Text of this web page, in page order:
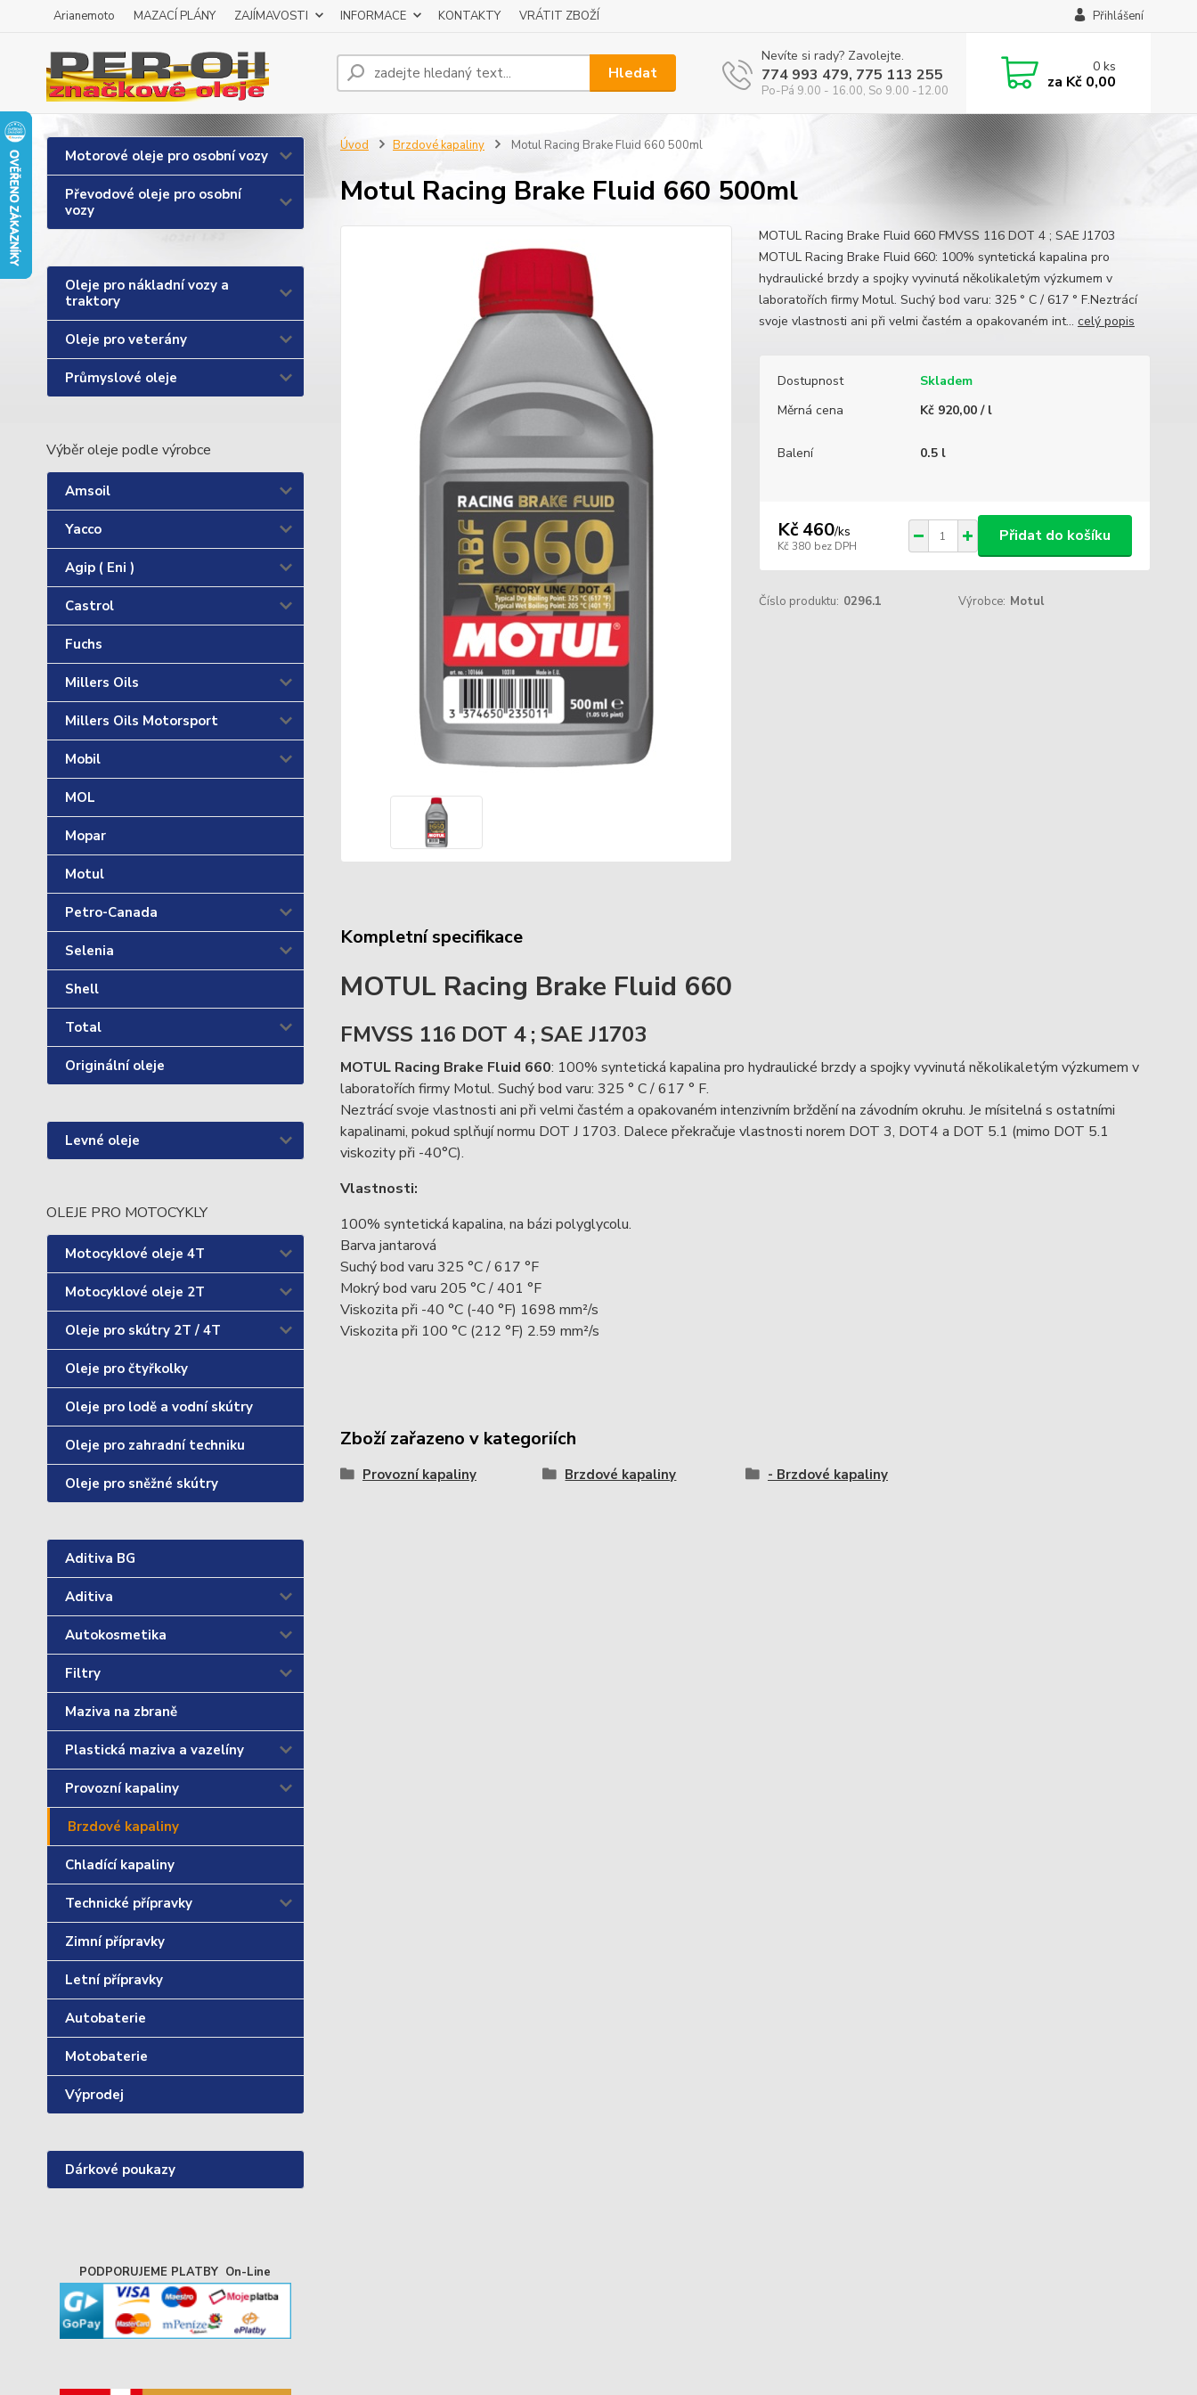
Arianemoto MAZACÍ PLÁNY ZAJÍMAVOSTI INFORMACE KONTAKTY VRÁTIT ZBOŽÍ Přihlášení
Hledat
Nevíte si rady? Zavolejte.
774 993 479, 775 113 255
Po-Pá 9.00 - 16.00, So 9.00 -12.00
0ks
za Kč 0,00
Motorové oleje pro osobní vozy
Převodové oleje pro osobní
vozy
Oleje pro nákladní vozy a
traktory
Oleje pro veterány
Průmyslové oleje
Výběr oleje podle výrobce
Amsoil
Yacco
Agip ( Eni )
Castrol
Fuchs
Millers Oils
Millers Oils Motorsport
Mobil
MOL
Mopar
Motul
Petro-Canada
Selenia
Shell
Total
Originální oleje
Levné oleje
OLEJE PRO MOTOCYKLY
Motocyklové oleje 4T
Motocyklové oleje 2T
Oleje pro skútry 2T / 4T
Oleje pro čtyřkolky
Oleje pro lodě a vodní skútry
Oleje pro zahradní techniku
Oleje pro sněžné skútry
Aditiva BG
Aditiva
Autokosmetika
Filtry
Maziva na zbraně
Plastická maziva a vazelíny
Provozní kapaliny
Brzdové kapaliny
Chladící kapaliny
Technické přípravky
Zimní přípravky
Letní přípravky
Autobaterie
Motobaterie
Výprodej
Dárkové poukazy
PODPORUJEME PLATBY On-Line
Úvod Brzdové kapaliny Motul Racing Brake Fluid 660 500ml
Motul Racing Brake Fluid 660 500ml
MOTUL Racing Brake Fluid 660 FMVSS 116 DOT 4 ; SAE J1703
MOTUL Racing Brake Fluid 660: 100% syntetická kapalina pro
hydraulické brzdy a spojky vyvinutá několikaletým výzkumem v
laboratořích firmy Motul. Suchý bod varu: 325 ° C / 617 ° F.Neztrácí
svoje vlastnosti ani při velmi častém a opakovaném int... celý popis
Dostupnost
Skladem
Měrná cena
Kč 920,00 / l
Balení 0.5 l
Kč 460/ks
Kč 380 bez DPH
Přidat do košíku
Číslo produktu: 0296.1 Výrobce: Motul
Kompletní specifikace
MOTUL Racing Brake Fluid 660
FMVSS 116 DOT 4 ; SAE J1703
MOTUL Racing Brake Fluid 660: 100% syntetická kapalina pro hydraulické brzdy a spojky vyvinutá několikaletým výzkumem v
laboratořích firmy Motul. Suchý bod varu: 325 ° C / 617 ° F.
Neztrácí svoje vlastnosti ani při velmi častém a opakovaném intenzivním brždění na závodním okruhu. Je mísitelná s ostatními
kapalinami, pokud splňují normu DOT J 1703. Dalece překračuje vlastnosti norem DOT 3, DOT4 a DOT 5.1 (mimo DOT 5.1
viskozity při -40°C).
Vlastnosti:
100% syntetická kapalina, na bázi polyglycolu.
Barva jantarová
Suchý bod varu 325 °C / 617 °F
Mokrý bod varu 205 °C / 401 °F
Viskozita při -40 °C (-40 °F) 1698 mm²/s
Viskozita při 100 °C (212 °F) 2.59 mm²/s
Zboží zařazeno v kategoriích
Provozní kapaliny Brzdové kapaliny - Brzdové kapaliny